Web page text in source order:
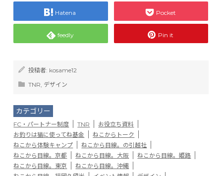
Hatena Pocket
feedly Pin it
投稿者: kosame12
TNR デザイン
カテゴリー
FC・パートナー制度 TNR
お役立ち資料
お釣りは猫に使ってね基金
ねこからトーク
ねこから体験キャンプ
ねこから目線。の引越社
ねこから目線。京都
ねこから目線。大阪
ねこから目線。姫路
ねこから目線。東京
ねこから目線。沖縄